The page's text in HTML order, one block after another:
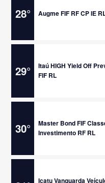
28° Augme FIF RF CP IE
29°
Itaú HIGH Yield Off
FIF RL
30°
Master Bond FIF
Investimento RF RL
Icatu Vanguarda